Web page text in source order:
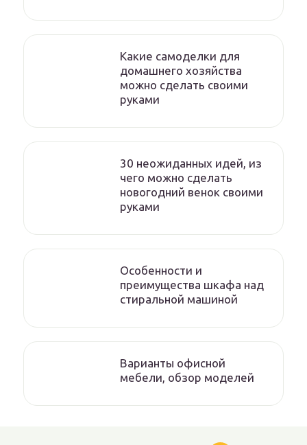
Какие самоделки для
домашнего хозяйства
можно сделать своими
руками
30 неожиданных идей, из
чего можно сделать
новогодний венок своими
руками
Особенности и
преимущества шкафа над
стиральной машиной
Варианты офисной
мебели, обзор моделей